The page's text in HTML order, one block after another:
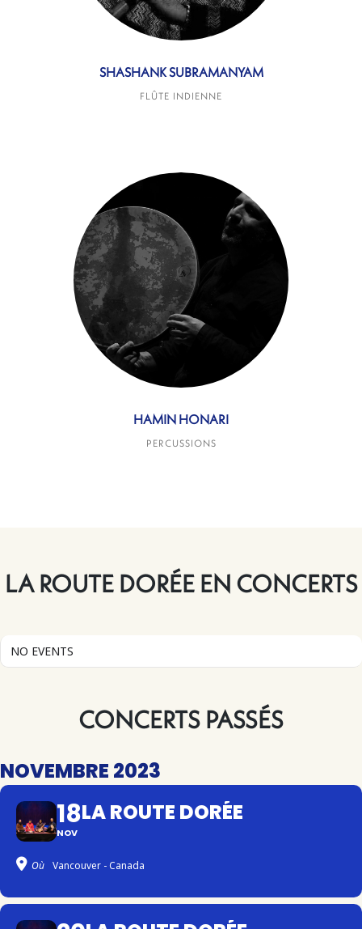
SHASHANK SUBRAMANYAM
FLÛTE INDIENNE
HAMIN HONARI
PERCUSSIONS
LA ROUTE DORÉE EN CONCERTS
NO EVENTS
CONCERTS PASSÉS
NOVEMBRE 2023
18
NOV
LA ROUTE DORÉE
Où Vancouver - Canada